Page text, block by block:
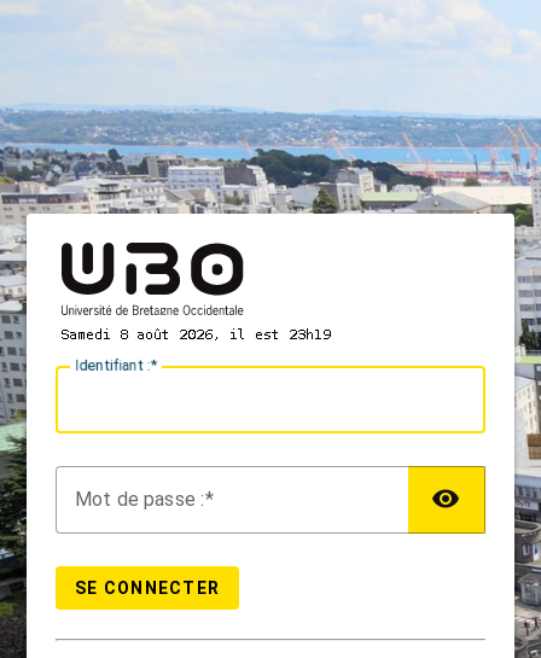
Identifiant :
Mot de passe :
SE CONNECTER